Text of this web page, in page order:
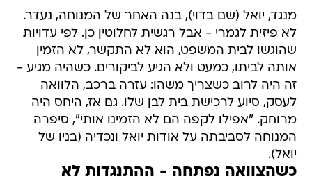
מנגד, יואל (שם בדוי), בנה האחר של המנוחה, נעדר.
לא פיזית לגמרי - אבל רגשית לחלוטין כן. לפי עדויות
שהוגשו לבית המשפט, הוא לא התקשר, לא הזמין
אותה לביתו, כמעט ולא הגיע לביקורים. כשהיה מגיע -
זה היה לרוב כשצריך משהו: עזרה ברכב, הלוואה
לעסק, סיוע לרכישת בית לבן שלו. גם אז, היחס היה
מרוחק. "אפילו לקפה הם לא הזמינו אותי", סיפרה
המנוחה לסביבתה על אודות יואל ונכדיה (בניו של
יואל).
כשהצוואה נפתחה - ההתנגדות לא